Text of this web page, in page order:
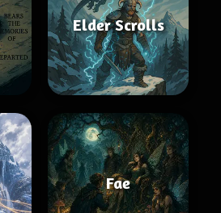
Elder Scrolls
Fae